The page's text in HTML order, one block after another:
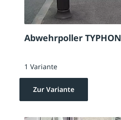
Abwehrpoller TYPHON
1 Variante
Zur Variante